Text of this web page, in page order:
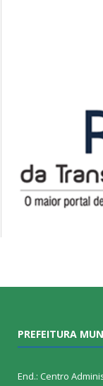
PREFEITURA
End.: Centro